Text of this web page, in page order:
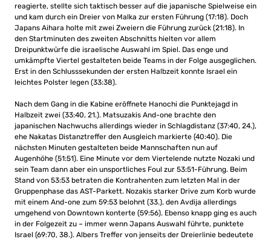
reagierte, stellte sich taktisch besser auf die japanische Spielweise ein
und kam durch ein Dreier von Malka zur ersten Führung (17:18). Doch
Japans Aihara holte mit zwei Zweiern die Führung zurück (21:18). In
den Startminuten des zweiten Abschnitts hielten vor allem
Dreipunktwürfe die israelische Auswahl im Spiel. Das enge und
umkämpfte Viertel gestalteten beide Teams in der Folge ausgeglichen.
Erst in den Schlusssekunden der ersten Halbzeit konnte Israel ein
leichtes Polster legen (33:38).
Nach dem Gang in die Kabine eröffnete Hanochi die Punktejagd in
Halbzeit zwei (33:40, 21.). Matsuzakis And-one brachte den
japanischen Nachwuchs allerdings wieder in Schlagdistanz (37:40, 24.),
ehe Nakatas Distanztreffer den Ausgleich markierte (40:40). Die
nächsten Minuten gestalteten beide Mannschaften nun auf
Augenhöhe (51:51). Eine Minute vor dem Viertelende nutzte Nozaki und
sein Team dann aber ein unsportliches Foul zur 53:51-Führung. Beim
Stand von 53:53 betraten die Kontrahenten zum letzten Mal in der
Gruppenphase das AST-Parkett. Nozakis starker Drive zum Korb wurde
mit einem And-one zum 59:53 belohnt (33.), den Avdija allerdings
umgehend von Downtown konterte (59:56). Ebenso knapp ging es auch
in der Folgezeit zu – immer wenn Japans Auswahl führte, punktete
Israel (69:70, 38.). Albers Treffer von jenseits der Dreierlinie bedeutete